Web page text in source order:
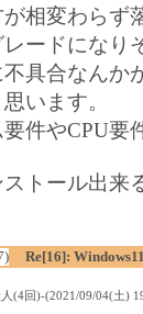
相変わらず
レードになり
具合なんか
います。
要件やCPU要
トール出来
Re[16]:
(4回)-(2021/09/04(土)